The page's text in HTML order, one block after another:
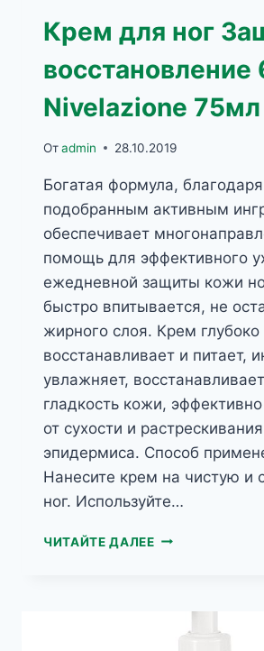
Крем для ног
восстановление
Nivelazione 75мл
Отadmin 28.10.2019
Богатая формула,
подобранным активным
обеспечивает
помощь для эффективного
ежедневной защиты кожи
быстро впитывается, не
жирного слоя. Крем глубоко
восстанавливает и питает,
увлажняет,
гладкость кожи,
от сухости и растрескивания
эпидермиса. Способ
Нанесите крем на чистую и
ног. Используйте…
ЧИТАЙТЕ ДАЛЕЕКРЕМ